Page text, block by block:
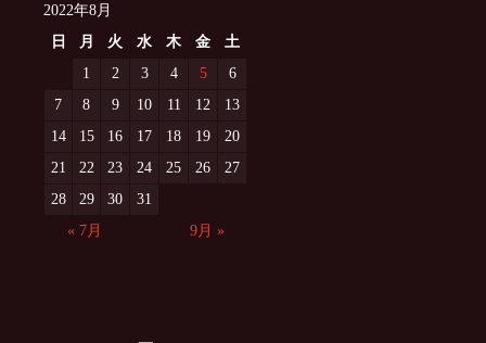
2022年8月
日
月 火 水 木 金
土
1
2 3 4 5
6
7
8 9 10 11 12
13
14
15 16 17 18 19
20
21
22 23 24 25 26
27
28
29 30
31
« 7月
9月 »